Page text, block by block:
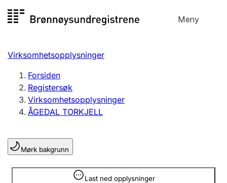
til
Meny
Registersøk
Aksjeselskap
Enkeltpersonforetak
Registrere, endre, slette
Lag og forening
Registrere, endre, slette
Virksomhetsopplysninger
Forsiden
Registersøk
Virksomhetsopplysninger
ÅGEDAL TORKJELL
Mørk bakgrunn
Last ned opplysninger
Opplysninger er skjult